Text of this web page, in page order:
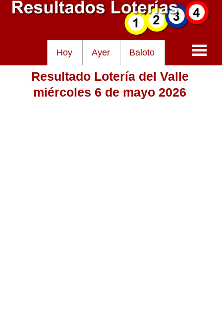
Hoy Ayer Baloto
Baloto
Resultado Lotería del Valle
miércoles 6 de mayo 2026